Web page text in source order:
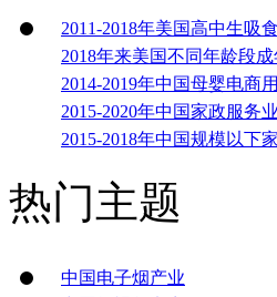
2011-2018年美国高中生吸
2018年来美国不同年龄段
2014-2019年中国母婴电商
2015-2020年中国家政服务
2015-2018年中国规模以下
热门主题
中国电子烟产业